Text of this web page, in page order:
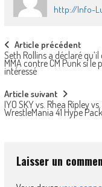
http://Info-
Post
navigation
Article précédent
Seth Rollins a déclaré
MMA contre CM Punk si
intéressé
Article suivant
IYO SKY vs. Rhea Ripley
WrestleMania 41 Hype
Laisser un